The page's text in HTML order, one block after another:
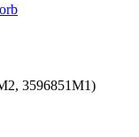
3596851M1)